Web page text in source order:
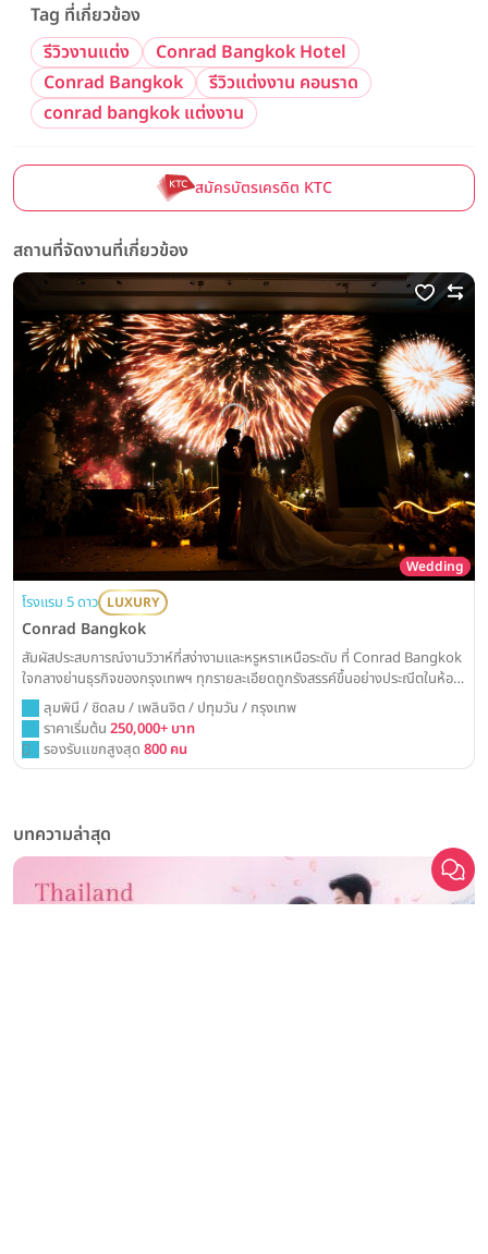
Tag ที่เกี่ยวข้อง
รีวิวงานแต่ง
Conrad Bangkok Hotel
Conrad Bangkok
รีวิวแต่งงาน คอนราด
conrad bangkok แต่งงาน
สมัครบัตรเครดิต KTC
สถานที่จัดงานที่เกี่ยวข้อง
Wedding
โรงแรม 5 ดาว LUXURY
Conrad Bangkok
สัมผัสประสบการณ์งานวิวาห์ที่สง่างามและหรูหราเหนือระดับ ที่ Conrad Bangkok
ใจกลางย่านธุรกิจของกรุงเทพฯ ทุกรายละเอียดถูกรังสรรค์ขึ้นอย่างประณีตในห้อง
แกรนด์บอลรูมไร้เสาอันโอ่อ่า เพื่อมอบค่ำคืนแห่งการเฉลิมฉลองที่น่าจดจำและ
สมบูรณ์แบบที่สุด
ลุมพินี / ชิดลม / เพลินจิต / ปทุมวัน / กรุงเทพ
ราคาเริ่มต้น 250,000+ บาท
รองรับแขกสูงสุด 800 คน
บทความล่าสุด